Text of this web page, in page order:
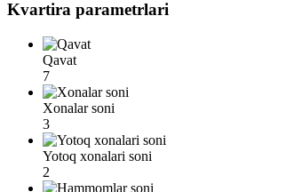
Kvartira parametrlari
Qavat
7
Xonalar soni
3
Yotoq xonalari soni
2